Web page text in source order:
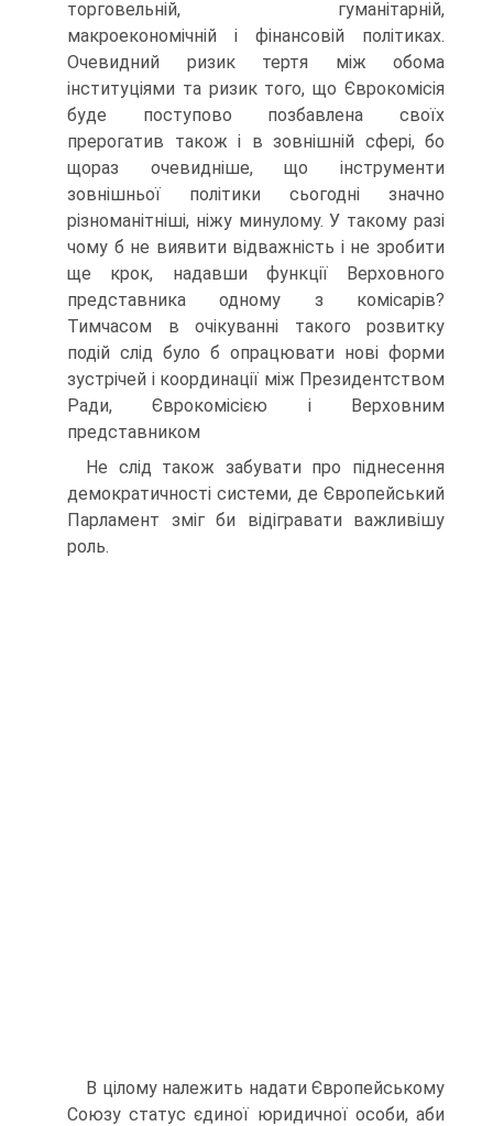
торговельній, гуманітарній,
макроекономічній і фінансовій політиках.
Очевидний ризик тертя між обома
інституціями та ризик того, що Єврокомісія
буде поступово позбавлена своїх
прерогатив також і в зовнішній сфері, бо
щораз очевидніше, що інструменти
зовнішньої політики сьогодні значно
різноманітніші, ніжу минулому. У такому разі
чому б не виявити відважність і не зробити
ще крок, надавши функції Верховного
представника одному з комісарів?
Тимчасом в очікуванні такого розвитку
подій слід було б опрацювати нові форми
зустрічей і координації між Президентством
Ради, Єврокомісією і Верховним
представником
Не слід також забувати про піднесення
демократичності системи, де Європейський
Парламент зміг би відігравати важливішу
роль.
В цілому належить надати Європейському
Союзу статус єдиної юридичної особи, аби